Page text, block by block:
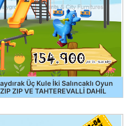
Üç Kule İki Salıncaklı Oyun
ZIP VE TAHTEREVALLİ DAHİL